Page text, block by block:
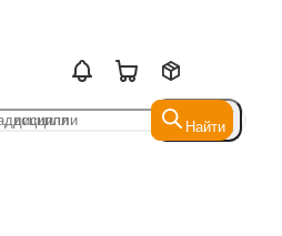
Найти
Найти